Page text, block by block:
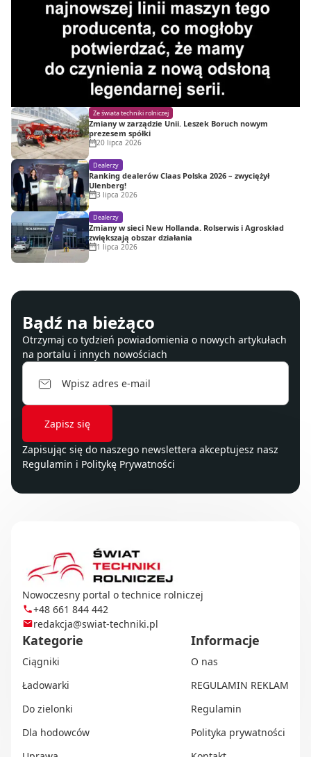
Ze świata techniki rolniczej
Zmiany w zarządzie Unii. Leszek Boruch nowym
prezesem spółki
20 lipca 2026
Dealerzy
Ranking dealerów Claas Polska 2026 – zwyciężył
Ulenberg!
3 lipca 2026
Dealerzy
Zmiany w sieci New Hollanda. Rolserwis i Agroskład
zwiększają obszar działania
1 lipca 2026
Bądź na bieżąco
Otrzymaj co tydzień powiadomienia o nowych artykułach
na portalu i innych nowościach
Zapisując się do naszego newslettera akceptujesz nasz
Regulamin i Politykę Prywatności
Nowoczesny portal o technice rolniczej
+48 661 844 442
redakcja@swiat-techniki.pl
Kategorie
Ciągniki
Ładowarki
Do zielonki
Dla hodowców
Informacje
O nas
REGULAMIN REKLAM
Regulamin
Polityka prywatności